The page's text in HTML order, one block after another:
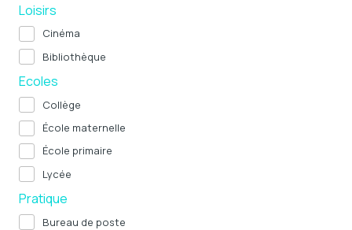
Loisirs
Cinéma
Bibliothèque
Ecoles
Collège
École maternelle
École primaire
Lycée
Pratique
Bureau de poste